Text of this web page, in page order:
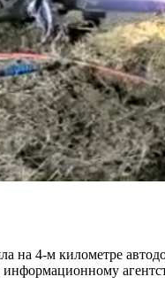
на 4-м километре